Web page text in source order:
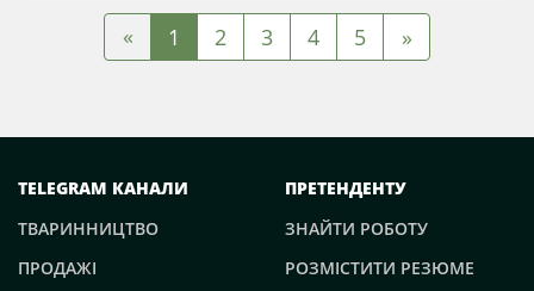
« 1 2 3 4 5 »
TELEGRAM КАНАЛИ
ТВАРИННИЦТВО
ПРОДАЖІ
ПРЕТЕНДЕНТУ
ЗНАЙТИ РОБОТУ
РОЗМІСТИТИ РЕЗЮМЕ